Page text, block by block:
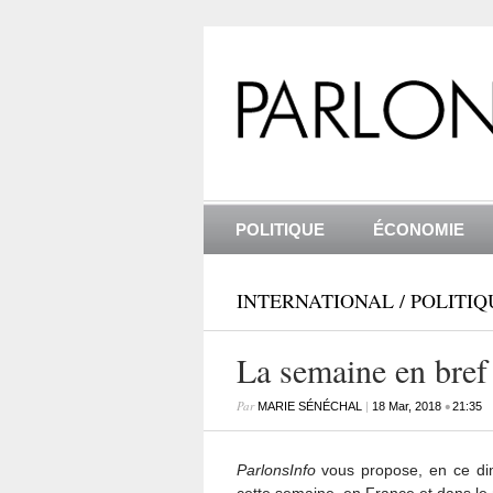
POLITIQUE ÉCONOMIE
INTERNATIONAL /
La semaine en
ParMARIE SÉNÉCHAL | 18 Mar, 2018•21:35
ParlonsInfovous propose, en ce